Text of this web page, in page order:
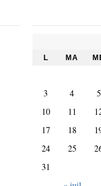
L MA
3 4
5
10
11
17
18
24
25
31